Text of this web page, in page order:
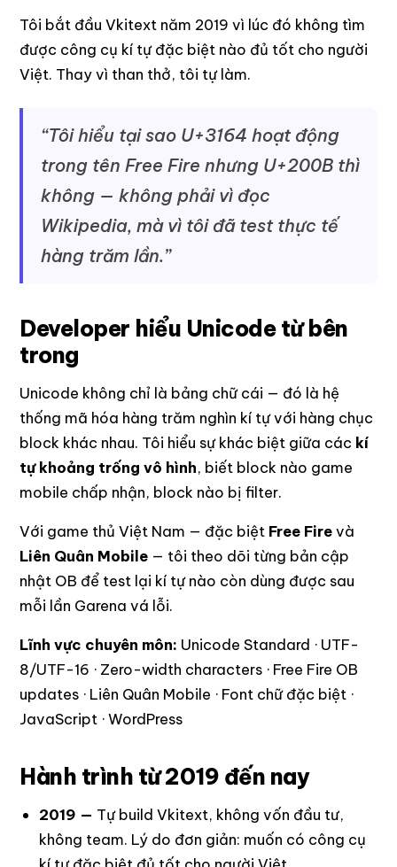
Tôi bắt đầu Vkitext năm 2019 vì lúc đó không tìm
được công cụ kí tự đặc biệt nào đủ tốt cho người
Việt. Thay vì than thở, tôi tự làm.
“Tôi hiểu tại sao U+3164 hoạt động
trong tên Free Fire nhưng U+200B thì
không — không phải vì đọc
Wikipedia, mà vì tôi đã test thực tế
hàng trăm lần.”
Developer hiểu Unicode từ bên
trong
Unicode không chỉ là bảng chữ cái — đó là hệ
thống mã hóa hàng trăm nghìn kí tự với hàng chục
block khác nhau. Tôi hiểu sự khác biệt giữa các kí
tự khoảng trống vô hình, biết block nào game
mobile chấp nhận, block nào bị filter.
Với game thủ Việt Nam — đặc biệt Free Firevà
Liên Quân Mobile — tôi theo dõi từng bản cập
nhật OB để test lại kí tự nào còn dùng được sau
mỗi lần Garena vá lỗi.
Lĩnh vực chuyên môn: Unicode Standard · UTF-
8/UTF-16 · Zero-width characters · Free Fire OB
updates · Liên Quân Mobile · Font chữ đặc biệt ·
JavaScript · WordPress
Hành trình từ 2019 đến nay
2019 — Tự build Vkitext, không vốn đầu tư,
không team. Lý do đơn giản: muốn có công cụ